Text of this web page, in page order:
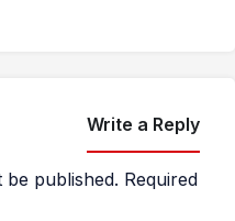
Write a Reply
be published. Required